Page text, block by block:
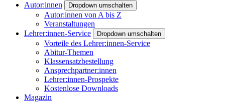
Autor:innen
Dropdown umschalten
Autor:innen von A bis Z
Veranstaltungen
Lehrer:innen-Service
Dropdown umschalten
Vorteile des Lehrer:innen-Service
Abitur-Themen
Klassensatzbestellung
Ansprechpartner:innen
Lehrer:innen-Prospekte
Kostenlose Downloads
Magazin